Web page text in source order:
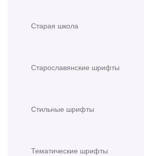
Старая школа
Старославянские шрифты
Стильные шрифты
Тематические шрифты